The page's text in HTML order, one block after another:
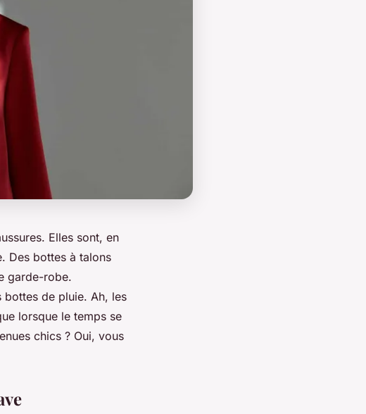
Elles sont, en
Des bottes à talons
garde-robe.
bottes de pluie. Ah, les
lorsque le temps se
chics ? Oui, vous